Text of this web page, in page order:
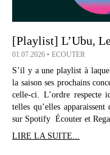
[Playlist] L’Ubu,
01.07.2026 ECOUTER
S’il y a une playlist à
la saison ses prochains
celle-ci. L’ordre respecte
telles qu’elles
sur Spotify Écouter et
LIRE LA SUITE...